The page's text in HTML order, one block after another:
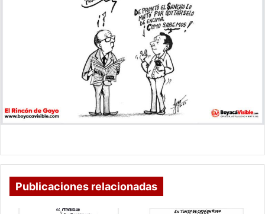
Publicaciones relacionadas